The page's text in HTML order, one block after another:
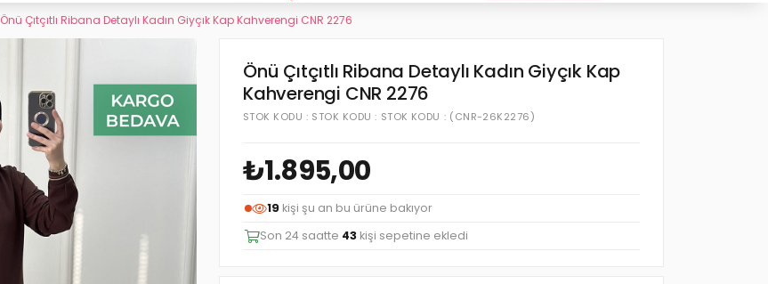
Önü Çıtçıtlı Ribana Detaylı Kadın Giyçık Kap Kahverengi CNR 2276
Önü Çıtçıtlı Ribana Detaylı Kadın Giyçık Kap
Kahverengi CNR 2276
(CNR-26K2276)
STOK KODU STOK KODU STOK KODU
₺1.895,00
19 kişi şu an bu ürüne bakıyor
Son 24 saatte 43 kişi sepetine ekledi